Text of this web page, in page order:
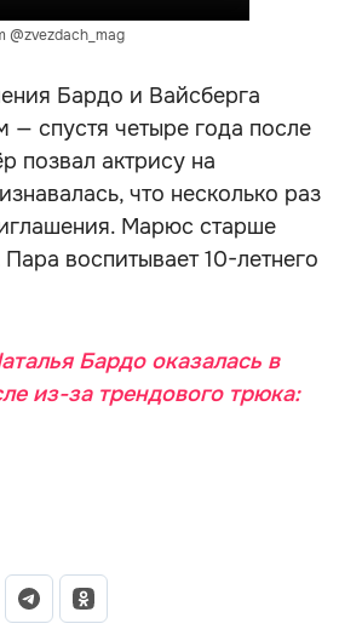
@zvezdach_mag
Бардо и Вайсберга
— спустя четыре года после
позвал актрису на
что несколько раз
Марюс старше
Пара воспитывает 10-летнего
Бардо оказалась в
из-за трендового трюка: